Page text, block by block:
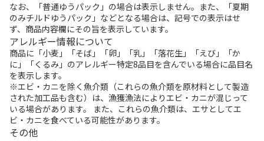
なお、「普通ゆうパック」の場合は表示しません。また、「夏期
のみチルドゆうパック」などとなる場合は、記号での表示はせ
ず、商品内容欄にその旨を表示しています。
アレルギー情報について
商品に「小麦」「そば」「卵」「乳」「落花生」「えび」「か
に」「くるみ」のアレルギー特定8品目を含んでいる場合に品目名
を表示します。
※エビ・カニを除く魚介類（これらの魚介類を原材料として製造
された加工品も含む）は、漁獲漁法によりエビ・カニが混じって
いる場合があります。 また、これらの魚介類は、エサとしてエ
ビ・カニを食べている可能性があります。
その他